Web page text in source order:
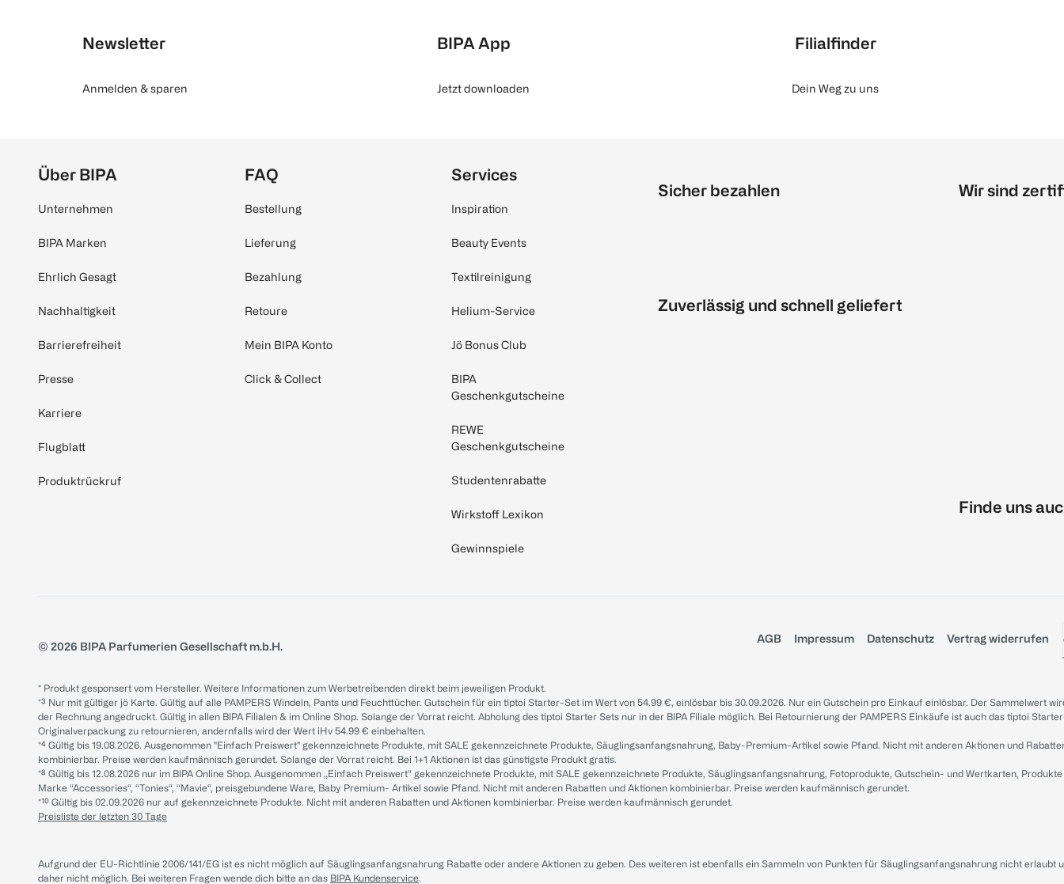
Newsletter
Anmelden & sparen
BIPA App
Jetzt downloaden
Filialfinder
Dein Weg zu uns
Über BIPA
Unternehmen
BIPA Marken
Ehrlich Gesagt
Nachhaltigkeit
Barrierefreiheit
Presse
Karriere
Flugblatt
Produktrückruf
FAQ
Bestellung
Lieferung
Bezahlung
Retoure
Mein BIPA Konto
Click & Collect
Services
Inspiration
Beauty Events
Textilreinigung
Helium-Service
Jö Bonus Club
BIPA
Geschenkgutscheine
REWE
Geschenkgutscheine
Studentenrabatte
Wirkstoff Lexikon
Gewinnspiele
Sicher bezahlen
Zuverlässig und schnell geliefert
Wir sind
Finde uns
© 2026 BIPA Parfumerien Gesellschaft m.b.H.
AGB Impressum Datenschutz Vertrag widerrufen
* Produkt gesponsert vom Hersteller. Weitere Informationen zum Werbetreibenden direkt beim jeweiligen Produkt.
*³ Nur mit gültiger jö Karte. Gültig auf alle PAMPERS Windeln, Pants und Feuchttücher. Gutschein für ein tiptoi Starter-Set im Wert von 54.99 €, einlösbar bis 30.09.2026. Nur ein Gutschein pro Einkauf einlösbar. Der Sammelwert
der Rechnung angedruckt. Gültig in allen BIPA Filialen & im Online Shop. Solange der Vorrat reicht. Abholung des tiptoi Starter Sets nur in der BIPA Filiale möglich. Bei Retournierung der PAMPERS Einkäufe ist auch das tiptoi
Originalverpackung zu retournieren, andernfalls wird der Wert iHv 54.99 € einbehalten.
*⁴ Gültig bis 19.08.2026. Ausgenommen "Einfach Preiswert" gekennzeichnete Produkte, mit SALE gekennzeichnete Produkte, Säuglingsanfangsnahrung, Baby-Premium-Artikel sowie Pfand. Nicht mit anderen Aktionen und
kombinierbar. Preise werden kaufmännisch gerundet. Solange der Vorrat reicht. Bei 1+1 Aktionen ist das günstigste Produkt gratis.
*⁸ Gültig bis 12.08.2026 nur im BIPA Online Shop. Ausgenommen „Einfach Preiswert“ gekennzeichnete Produkte, mit SALE gekennzeichnete Produkte, Säuglingsanfangsnahrung, Fotoprodukte, Gutschein- und Wertkarten,
Marke “Accessories“, “Tonies“, “Mavie“, preisgebundene Ware, Baby Premium- Artikel sowie Pfand. Nicht mit anderen Rabatten und Aktionen kombinierbar. Preise werden kaufmännisch gerundet.
*¹⁰ Gültig bis 02.09.2026 nur auf gekennzeichnete Produkte. Nicht mit anderen Rabatten und Aktionen kombinierbar. Preise werden kaufmännisch gerundet.
Preisliste der letzten 30 Tage
Aufgrund der EU-Richtlinie 2006/141/EG ist es nicht möglich auf Säuglingsanfangsnahrung Rabatte oder andere Aktionen zu geben. Des weiteren ist ebenfalls ein Sammeln von Punkten für Säuglingsanfangsnahrung nicht erlaubt
daher nicht möglich. Bei weiteren Fragen wende dich bitte an das BIPA Kundenservice.